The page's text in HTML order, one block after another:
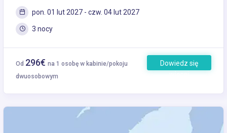
pon. 01 lut 2027 - czw. 04 lut 2027
3 nocy
Od 296€ na 1 osobę w kabinie/pokoju
dwuosobowym
Dowiedz się
więcej